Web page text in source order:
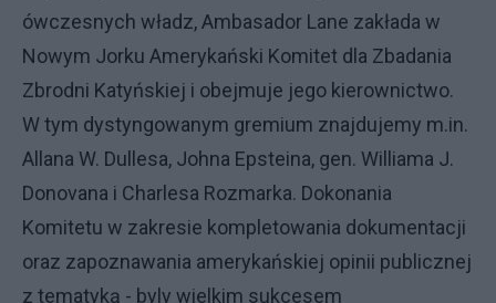
ówczesnych władz, Ambasador Lane zakłada w
Nowym Jorku Amerykański Komitet dla Zbadania
Zbrodni Katyńskiej i obejmuje jego kierownictwo.
W tym dystyngowanym gremium znajdujemy m.in.
Allana W. Dullesa, Johna Epsteina, gen. Williama J.
Donovana i Charlesa Rozmarka. Dokonania
Komitetu w zakresie kompletowania dokumentacji
oraz zapoznawania amerykańskiej opinii publicznej
z tematyką - byly wielkim sukcesem